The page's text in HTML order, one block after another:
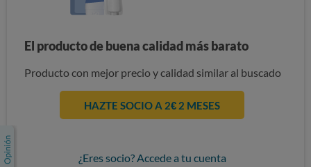
El producto de buena calidad más barato
Producto con mejor precio y calidad similar al buscado
HAZTE SOCIO A 2€ 2 MESES
¿Eres socio? Accede a tu cuenta